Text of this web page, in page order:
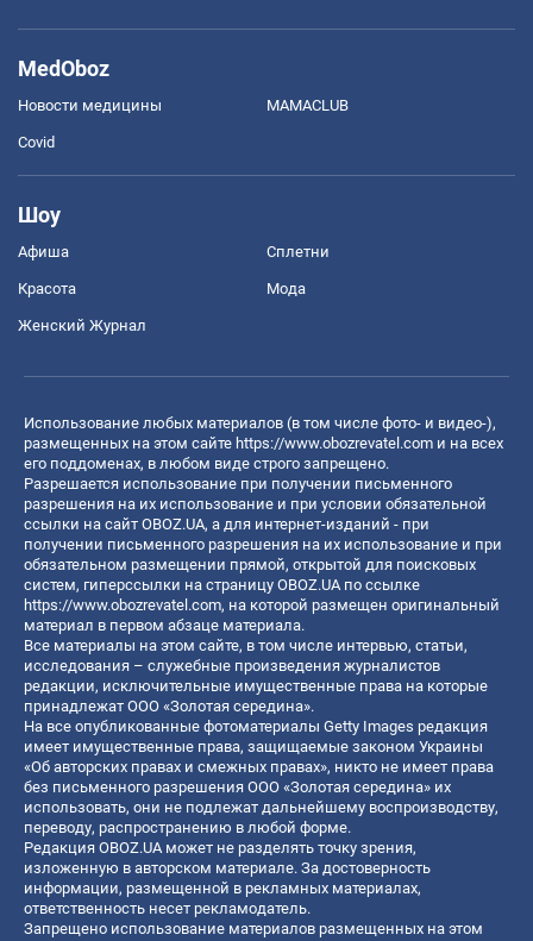
MedOboz
Новости медицины MAMACLUB
Covid
Шоу
Афиша Сплетни
Красота Мода
Женский Журнал
Использование любых материалов (в том числе фото- и видео-),
размещенных на этом сайте https://www.obozrevatel.com и на всех
его поддоменах, в любом виде строго запрещено.
Разрешается использование при получении письменного
разрешения на их использование и при условии обязательной
ссылки на сайт OBOZ.UA, а для интернет-изданий - при
получении письменного разрешения на их использование и при
обязательном размещении прямой, открытой для поисковых
систем, гиперссылки на страницу OBOZ.UA по ссылке
https://www.obozrevatel.com, на которой размещен оригинальный
материал в первом абзаце материала.
Все материалы на этом сайте, в том числе интервью, статьи,
исследования – служебные произведения журналистов
редакции, исключительные имущественные права на которые
принадлежат ООО «Золотая середина».
На все опубликованные фотоматериалы Getty Images редакция
имеет имущественные права, защищаемые законом Украины
«Об авторских правах и смежных правах», никто не имеет права
без письменного разрешения ООО «Золотая середина» их
использовать, они не подлежат дальнейшему воспроизводству,
переводу, распространению в любой форме.
Редакция OBOZ.UA может не разделять точку зрения,
изложенную в авторском материале. За достоверность
информации, размещенной в рекламных материалах,
ответственность несет рекламодатель.
Запрещено использование материалов размещенных на этом